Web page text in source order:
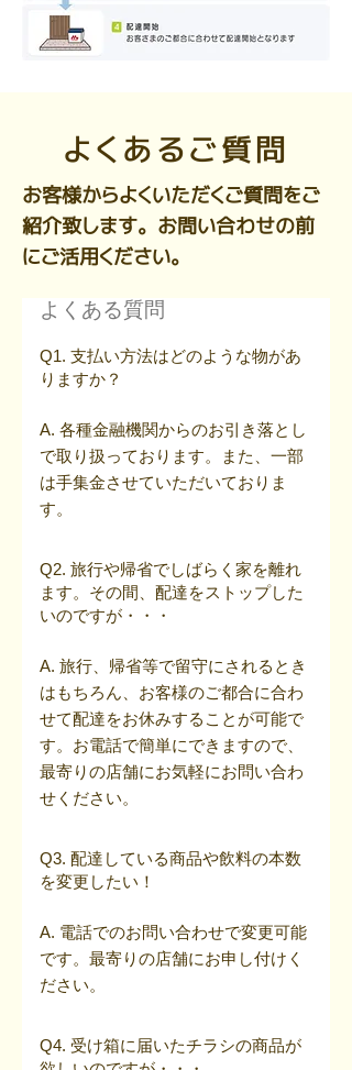
よくあるご質問
お客様からよくいただくご質問をご
紹介致します。お問い合わせの前
にご活用ください。
よくある質問
Q1. 支払い方法はどのような物があ
りますか？
A. 各種金融機関からのお引き落とし
で取り扱っております。また、一部
は手集金させていただいておりま
す。
Q2. 旅行や帰省でしばらく家を離れ
ます。その間、配達をストップした
いのですが・・・
A. 旅行、帰省等で留守にされるとき
はもちろん、お客様のご都合に合わ
せて配達をお休みすることが可能で
す。お電話で簡単にできますので、
最寄りの店舗にお気軽にお問い合わ
せください。
Q3. 配達している商品や飲料の本数
を変更したい！
A. 電話でのお問い合わせで変更可能
です。最寄りの店舗にお申し付けく
ださい。
Q4. 受け箱に届いたチラシの商品が